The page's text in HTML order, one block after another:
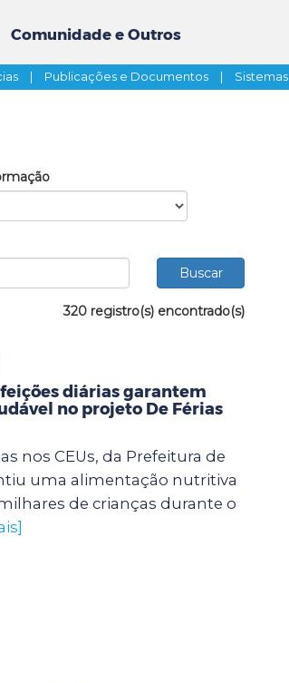
Comunidade e Outros
| Publicações e Documentos | Sistemas
320 registro(s) encontrado(s)
diárias garantem
no projeto De Férias
nos CEUs, da Prefeitura de
uma alimentação nutritiva
de crianças durante o